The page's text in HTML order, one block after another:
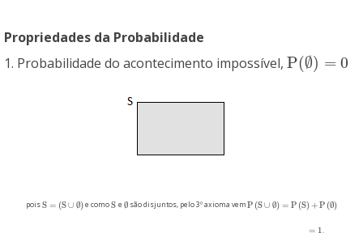
Propriedades da Probabilidade
1. Probabilidade do acontecimento impossível, P(∅) = 0
P(∅)= 0
poisS = (S∪ ∅)
S= (S∪∅) e comoS
S e ∅
∅ são disjuntos, pelo 3º axioma vemP (S∪ ∅) = P (S)+P (∅)
P( S∪∅)=P( S)+P(∅)
= 1.